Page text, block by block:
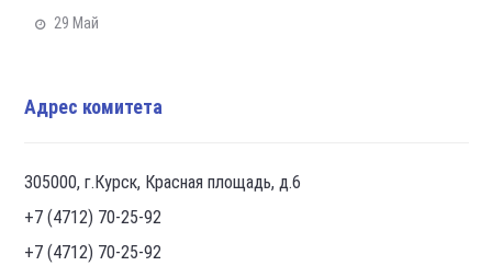
29 Май
Адрес комитета
305000, г.Курск, Красная площадь, д.6
+7 (4712) 70-25-92
+7 (4712) 70-25-92